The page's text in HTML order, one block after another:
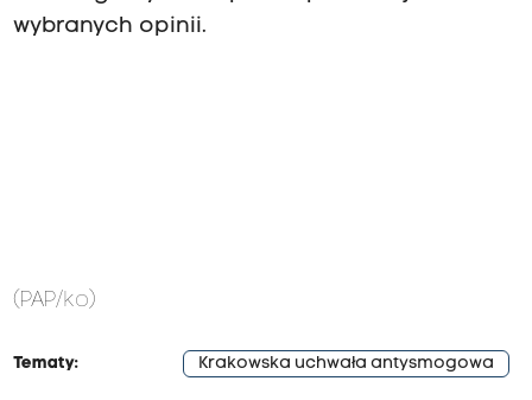
wybranych opinii.
(PAP/ko)
Tematy: Krakowska uchwała antysmogowa